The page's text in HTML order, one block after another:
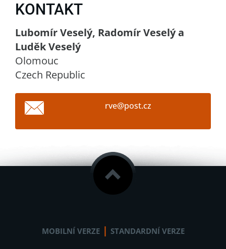
KONTAKT
Lubomír Veselý, Radomír Veselý a
Luděk Veselý
Olomouc
Czech Republic
rve@post.cz
MOBILNÍ VERZE | STANDARDNÍ VERZE